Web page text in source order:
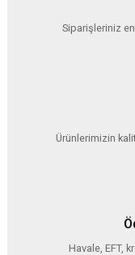
Siparişleriniz
Ürünlerimizin
Havale, EFT,